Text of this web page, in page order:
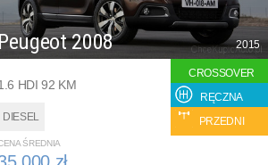
2008
HDI 92 KM
DIESEL
2015
CROSSOVER
RĘCZNA
PRZEDNI
ŚREDNIA